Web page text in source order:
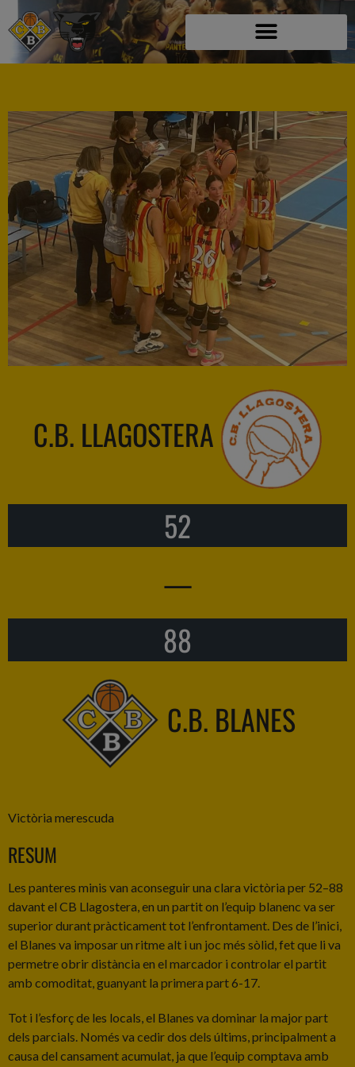
C.B. LLAGOSTERA
52
—
88
C.B. BLANES
Victòria merescuda
RESUM
Les panteres minis van aconseguir una clara victòria per 52–88
davant el CB Llagostera, en un partit on l’equip blanenc va ser
superior durant pràcticament tot l’enfrontament. Des de l’inici,
el Blanes va imposar un ritme alt i un joc més sòlid, fet que li va
permetre obrir distància en el marcador i controlar el partit
amb comoditat, guanyant la primera part 6-17.
Tot i l’esforç de les locals, el Blanes va dominar la major part
dels parcials. Només va cedir dos dels últims, principalment a
causa del cansament acumulat, ja que l’equip comptava amb